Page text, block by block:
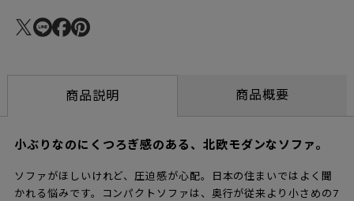
商品説明 商品概要
小ぶりなのにくつろぎ感のある、北欧モダンなソファ。
ソファがほしいけれど、圧迫感が心配。日本の住まいではよく聞
かれる悩みです。コンパクトソファは、奥行が従来より小さめの7